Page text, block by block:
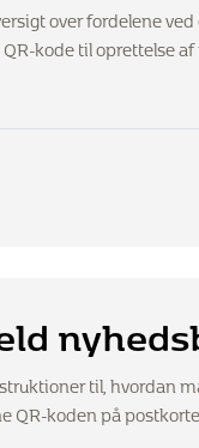
over fordelene
kode til oprettelse
til, hvordan
QR-koden på